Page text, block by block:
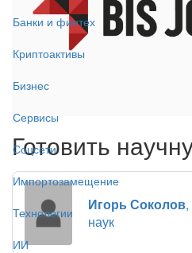
Банки и финтех
Криптоактивы
Бизнес
Сервисы
Соцсети
Импортозамещение
Технологии
ИИ
Готовить
Игорь Соколов
наук